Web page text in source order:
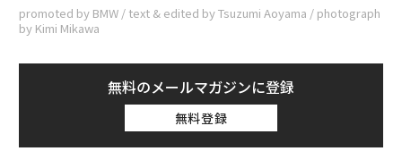
promoted by BMW / text & edited by Tsuzumi Aoyama / photograph
by Kimi Mikawa
無料のメールマガジンに登録
無料登録